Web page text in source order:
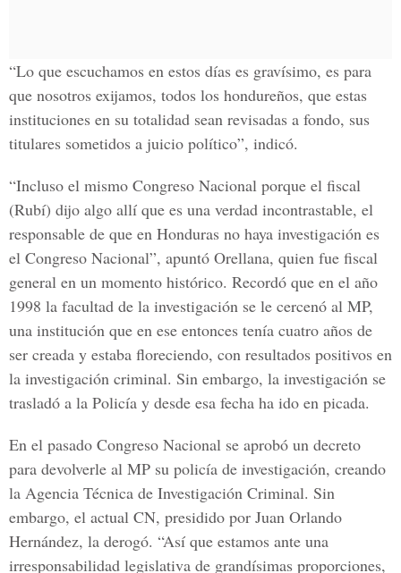
“Lo que escuchamos en estos días es gravísimo, es para
que nosotros exijamos, todos los hondureños, que estas
instituciones en su totalidad sean revisadas a fondo, sus
titulares sometidos a juicio político”, indicó.
“Incluso el mismo Congreso Nacional porque el fiscal
(Rubí) dijo algo allí que es una verdad incontrastable, el
responsable de que en Honduras no haya investigación es
el Congreso Nacional”, apuntó Orellana, quien fue fiscal
general en un momento histórico. Recordó que en el año
1998 la facultad de la investigación se le cercenó al MP,
una institución que en ese entonces tenía cuatro años de
ser creada y estaba floreciendo, con resultados positivos en
la investigación criminal. Sin embargo, la investigación se
trasladó a la Policía y desde esa fecha ha ido en picada.
En el pasado Congreso Nacional se aprobó un decreto
para devolverle al MP su policía de investigación, creando
la Agencia Técnica de Investigación Criminal. Sin
embargo, el actual CN, presidido por Juan Orlando
Hernández, la derogó. “Así que estamos ante una
irresponsabilidad legislativa de grandísimas proporciones,